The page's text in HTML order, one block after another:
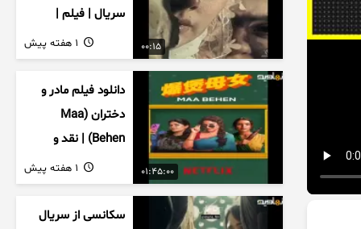
00:15
سریال | فیلم |
نمایش خانگی |
محبوبه | سینمایی
01:45:00
دانلود فیلم مادر و
دختران (Maa
Behen) | نقد و
بررسی درام خانوادگی
هندی
سکانسی از سریال